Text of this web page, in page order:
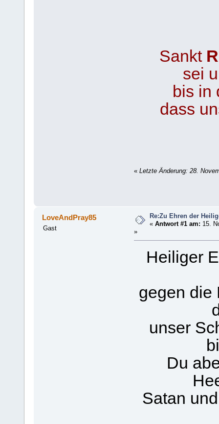
Sankt
sei
bis in
dass
« Letzte Änderung: 28.
LoveAndPray85
Gast
Re:Zu Ehren der
«Antwort #1 am: 15.
»
Heiliger
gegen die
unser
Du
Satan